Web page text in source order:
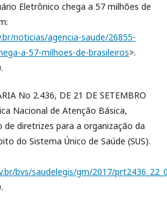
Eletrônico chega a 57 milhões de
noticias/agencia-saude/26855-
a-57-milhoes-de-brasileiros>.
No 2.436, DE 21 DE SETEMBRO
Nacional de Atenção Básica,
de diretrizes para a organização da
do Sistema Único de Saúde (SUS).
bvs/saudelegis/gm/2017/